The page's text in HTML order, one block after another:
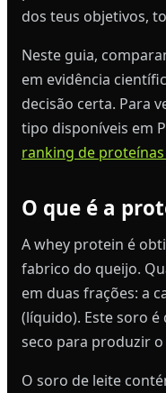
dos teus objetivos,
Neste guia,
em evidência
decisão certa. Para
tipo disponíveis em
ranking de
O que é a
A whey protein é
fabrico do queijo.
em duas frações: a
(líquido). Este soro
seco para produzir
O soro de leite